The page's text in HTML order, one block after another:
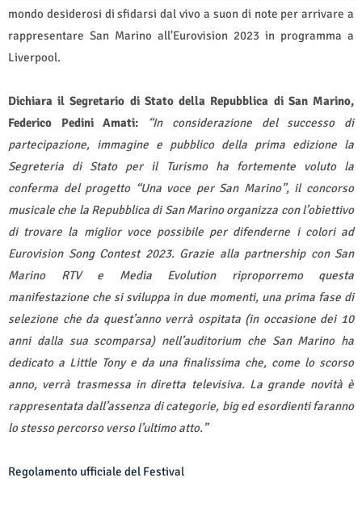
mondo desiderosi di sfidarsi dal vivo a suon di note per arrivare a
rappresentare San Marino all'Eurovision 2023 in programma a
Liverpool.
Dichiara il Segretario di Stato della Repubblica di San Marino,
Federico Pedini Amati:
“In considerazione del successo di
partecipazione, immagine e pubblico della prima edizione la
Segreteria di Stato per il Turismo ha fortemente voluto la
conferma del progetto “Una voce per San Marino”, il concorso
musicale che la Repubblica di San Marino organizza con l’obiettivo
di trovare la miglior voce possibile per difenderne i colori ad
Eurovision Song Contest 2023. Grazie alla partnership con San
Marino RTV e Media Evolution riproporremo questa
manifestazione che si sviluppa in due momenti, una prima fase di
selezione che da quest’anno verrà ospitata (in occasione dei 10
anni dalla sua scomparsa) nell’auditorium che San Marino ha
dedicato a Little Tony e da una finalissima che, come lo scorso
anno, verrà trasmessa in diretta televisiva. La grande novità è
rappresentata dall’assenza di categorie, big ed esordienti faranno
lo stesso percorso verso l’ultimo atto.”
Regolamento ufficiale del Festival